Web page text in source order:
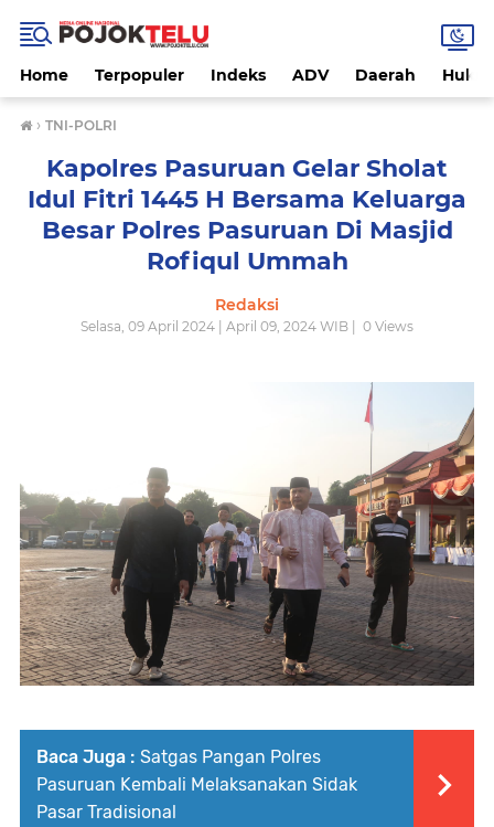
Home Terpopuler Indeks ADV Daerah
› TNI-POLRI
Kapolres Pasuruan Gelar Sholat
Idul Fitri 1445 H Bersama Keluarga
Besar Polres Pasuruan Di Masjid
Rofiqul Ummah
Redaksi
Selasa, 09 April 2024 | April 09, 2024 WIB | 0 Views
Baca Juga : Satgas Pangan Polres
Pasuruan Kembali Melaksanakan Sidak
Pasar Tradisional